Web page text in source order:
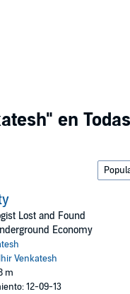
en
Lost and Found
Economy
Venkatesh
m
12-09-13